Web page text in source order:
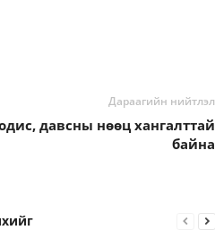
Дараагийн нийтлэл
давсны нөөц хангалттай
байна